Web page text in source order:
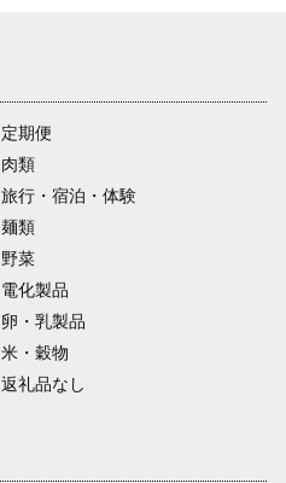
定期便
肉類
旅行・宿泊・体験
麺類
野菜
電化製品
卵・乳製品
米・穀物
返礼品なし